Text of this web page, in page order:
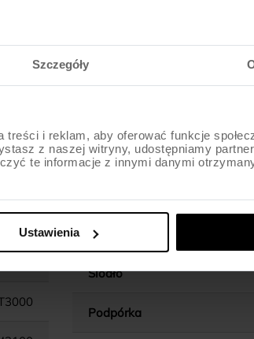
Szczegóły
i reklam, aby oferować funkcje
z naszej witryny, udostępniamy
te informacje z innymi danymi
Ustawienia
Chwyty kierownicy
Wspornik siodła
Siodło
Podpórka